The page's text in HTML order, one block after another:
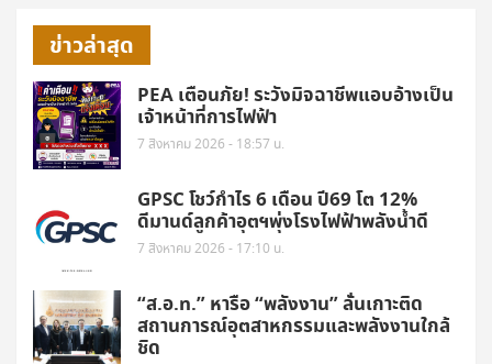
ข่าวล่าสุด
PEA เตือนภัย! ระวังมิจฉาชีพแอบอ้างเป็น
เจ้าหน้าที่การไฟฟ้า
7 สิงหาคม 2026 - 18:57 น.
GPSC โชว์กำไร 6 เดือน ปี69 โต 12%
ดีมานด์ลูกค้าอุตฯพุ่งโรงไฟฟ้าพลังน้ำดี
7 สิงหาคม 2026 - 17:10 น.
“ส.อ.ท.” หารือ “พลังงาน” ลั่นเกาะติด
สถานการณ์อุตสาหกรรมและพลังงานใกล้
ชิด